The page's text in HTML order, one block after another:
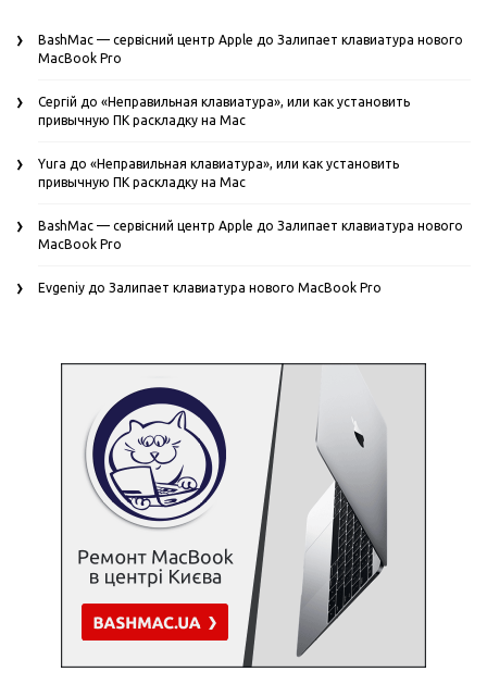
BashMac — сервісний центр Apple до Залипает клавиатура нового
MacBook Pro
Сергій до «Неправильная клавиатура», или как установить
привычную ПК раскладку на Mac
Yura до «Неправильная клавиатура», или как установить
привычную ПК раскладку на Mac
BashMac — сервісний центр Apple до Залипает клавиатура нового
MacBook Pro
Evgeniy до Залипает клавиатура нового MacBook Pro